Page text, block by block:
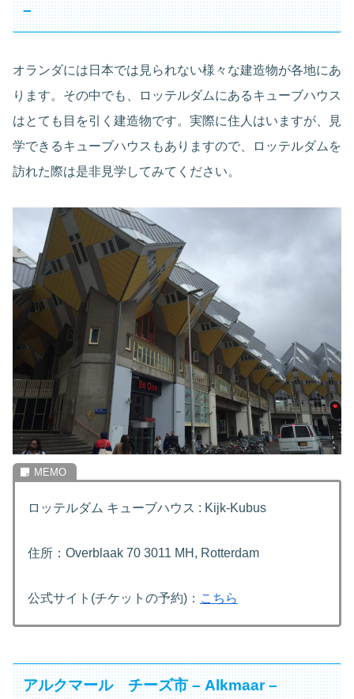
–
オランダには日本では見られない様々な建造物が各地にあ
ります。その中でも、ロッテルダムにあるキューブハウス
はとても目を引く建造物です。実際に住人はいますが、見
学できるキューブハウスもありますので、ロッテルダムを
訪れた際は是非見学してみてください。
ロッテルダム キューブハウス : Kijk-Kubus
住所：Overblaak 70 3011 MH, Rotterdam
公式サイト(チケットの予約)： こちら
アルクマール チーズ市 – Alkmaar –